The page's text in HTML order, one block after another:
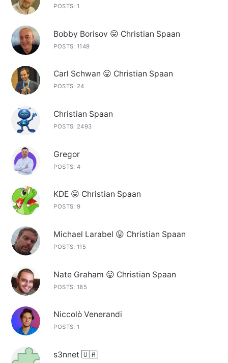
POSTS: 1
Bobby Borisov 😛 Christian Spaan
POSTS: 1149
Carl Schwan 😛 Christian Spaan
POSTS: 24
Christian Spaan
POSTS: 2493
Gregor
POSTS: 4
KDE 😛 Christian Spaan
POSTS: 9
Michael Larabel 😛 Christian Spaan
POSTS: 115
Nate Graham 😛 Christian Spaan
POSTS: 185
Niccolò Venerandi
POSTS: 1
s3nnet 🇺🇦